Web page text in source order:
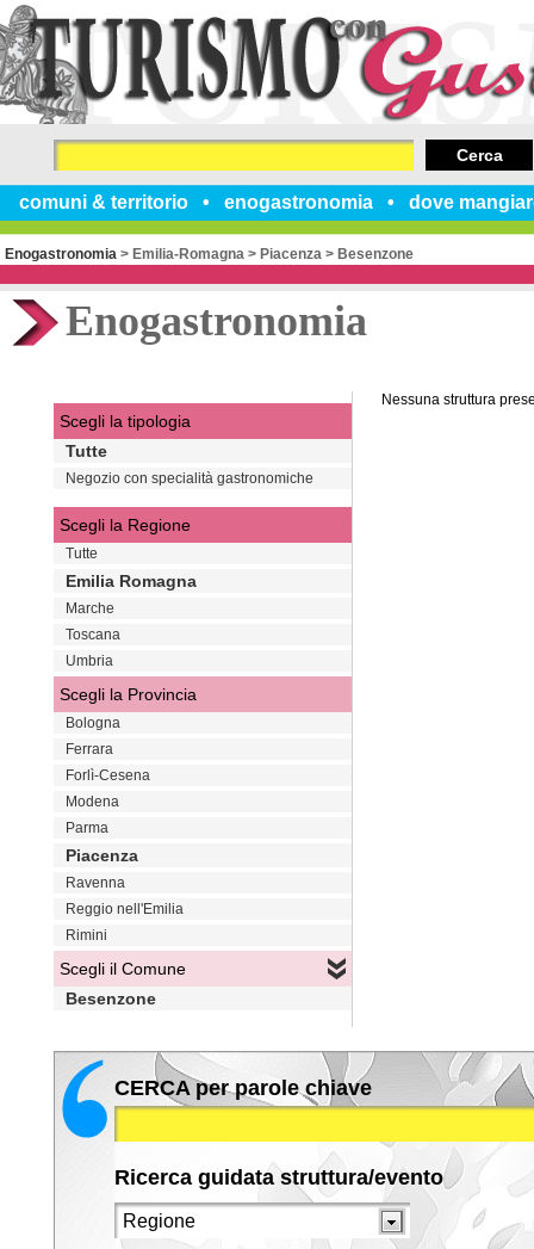
comuni & territorio enogastronomia dove
Cerca
Enogastronomia > Emilia-Romagna > Piacenza > Besenzone
Enogastronomia
Nessuna struttura
Scegli la tipologia
Tutte
Negozio con specialità gastronomiche
Scegli la Regione
Tutte
Emilia Romagna
Marche
Toscana
Umbria
Scegli la Provincia
Bologna
Ferrara
Forlì-Cesena
Modena
Parma
Piacenza
Ravenna
Reggio nell'Emilia
Rimini
Scegli il Comune
Besenzone
CERCA per parole chiave
Ricerca guidata struttura/evento